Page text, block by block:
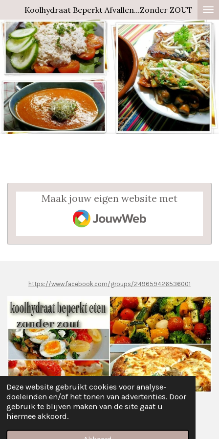
Deze website gebruikt cookies voor analyse-
doeleinden en/of het tonen van advertenties. Door
gebruik te blijven maken van de site gaat u
hiermee akkoord.
direct
naar
de
hoofdinhoud
Koolhydraat Beperkt Afvallen...Zonder ZOUT
Maak jouw eigen website met
JouwWeb
https://www.facebook.com/groups/249659426536001
Delen Deel Share Pinnen Delen
Powered by